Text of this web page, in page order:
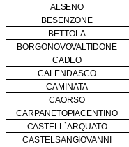
ALSENO
BESENZONE
BETTOLA
BORGONOVOVALTIDONE
CADEO
CALENDASCO
CAMINATA
CAORSO
CARPANETOPIACENTINO
CASTELL`ARQUATO
CASTEL SANGIOVANNI